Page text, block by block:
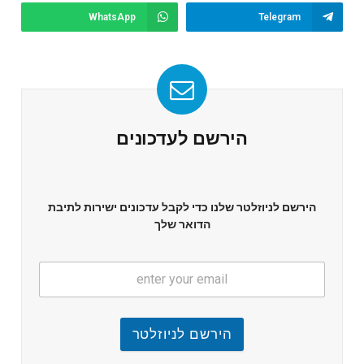
Telegram
WhatsApp
הירשם לעדכונים
הירשם לניוזלטר שלנו כדי לקבל עדכונים ישירות לתיבת
הדואר שלך
הירשם לניוזלטר